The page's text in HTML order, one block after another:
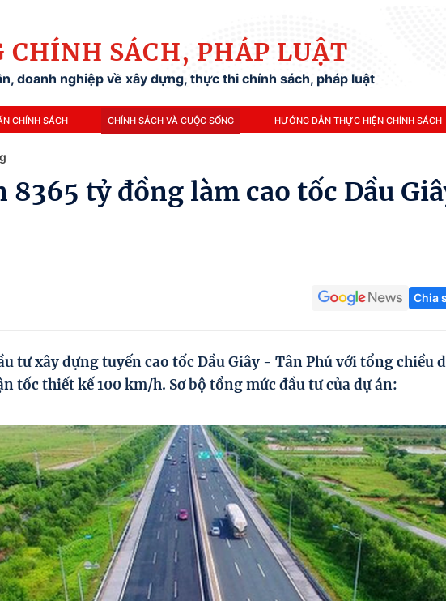
CHÍNH SÁCH, PHÁP LUẬT
doanh nghiệp về xây dựng, thực thi chính sách, pháp luật
CHÍNH SÁCH CHÍNH SÁCH VÀ CUỘC SỐNG HƯỚNG DẪN THỰC HIỆN CHÍNH SÁCH
8365 tỷ đồng làm cao tốc Dầu
Chia
tư xây dựng tuyến cao tốc Dầu Giây - Tân Phú với tổng chiều
tốc thiết kế 100 km/h. Sơ bộ tổng mức đầu tư của dự án: